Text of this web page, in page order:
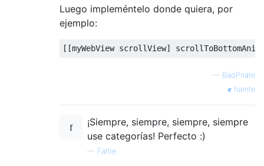
Luego impleméntelo donde quiera, por
ejemplo:
[[myWebView scrollView]
— BadPirate
fuente
¡Siempre, siempre, siempre, siempre
use categorías! Perfecto :)
— Fattie